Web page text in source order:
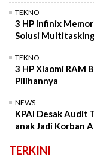
TEKNO
3 HP Infinix
Solusi
TEKNO
3 HP Xiaomi RAM
Pilihannya
NEWS
KPAI Desak Audit
anak Jadi Korban
TERKINI